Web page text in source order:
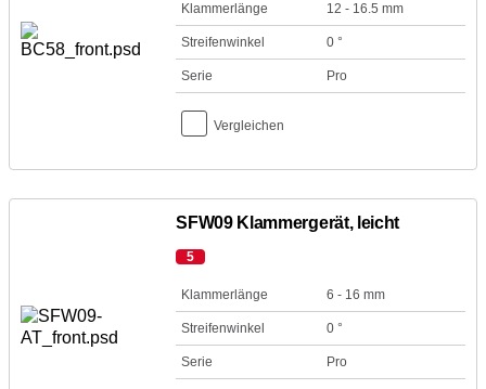
Klammerlänge 12 - 16.5 mm
Streifenwinkel 0 °
Serie Pro
Vergleichen
SFW09 Klammergerät, leicht
5
Klammerlänge 6 - 16 mm
Streifenwinkel 0 °
Serie Pro